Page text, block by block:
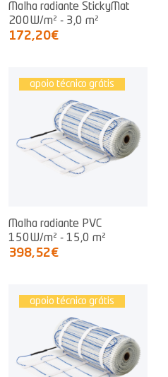
Malha radiante StickyMat
200W/m² - 3,0 m²
172,20€
apoio técnico grátis
Malha radiante PVC
150W/m² - 15,0 m²
398,52€
apoio técnico grátis